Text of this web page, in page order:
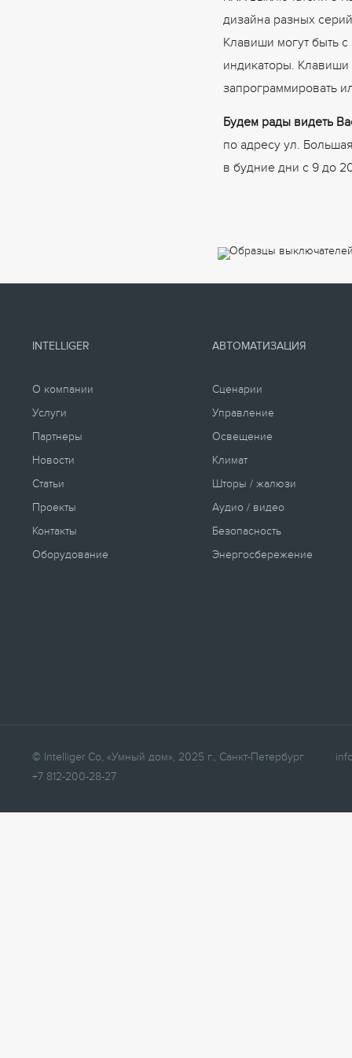
дизайна разных
Клавиши могут быть
индикаторы.
запрограммировать
Будем рады видеть
по адресу ул.
в будние дни с 9 до
INTELLIGER
О компании
Услуги
Партнеры
Новости
Статьи
Проекты
Контакты
Оборудование
АВТОМАТИЗАЦИЯ
Сценарии
Управление
Освещение
Климат
Шторы / жалюзи
Аудио / видео
Безопасность
Энергосбережение
© Intelliger Co, «Умный дом», 2025 г., Санкт-Петербург
+7 812-200-28-27